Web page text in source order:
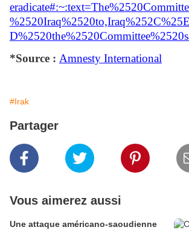
*Source : Amnesty International
#Irak
Partager
Vous aimerez aussi
Une attaque américano-saoudienne